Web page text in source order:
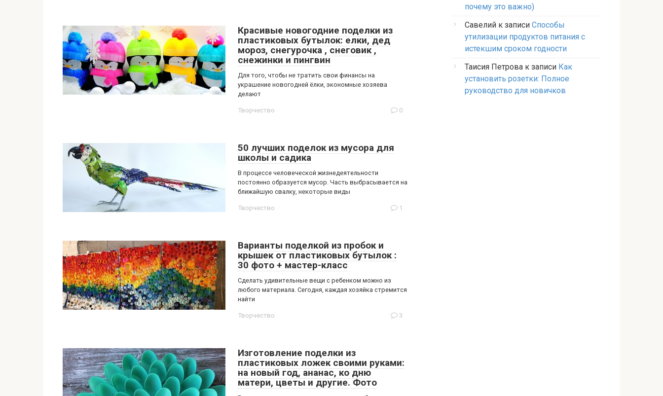
Красивые новогодние поделки из
пластиковых бутылок: елки, дед
мороз, снегурочка , снеговик ,
снежинки и пингвин
Для того, чтобы не тратить свои финансы на
украшение новогодней ёлки, экономные хозяева
делают
Творчество 0
50 лучших поделок из мусора для
школы и садика
В процессе человеческой жизнедеятельности
постоянно образуется мусор. Часть выбрасывается на
ближайшую свалку, некоторые виды
Творчество 1
Варианты поделкой из пробок и
крышек от пластиковых бутылок :
30 фото + мастер-класс
Сделать удивительные вещи с ребенком можно из
любого материала. Сегодня, каждая хозяйка стремится
найти
Творчество 3
Изготовление поделки из
пластиковых ложек своими руками:
на новый год, ананас, ко дню
матери, цветы и другие. Фото
почему это важно)
Савелий к записи Способы
утилизации продуктов питания с
истекшим сроком годности
Таисия Петрова к записи Как
установить розетки: Полное
руководство для новичков